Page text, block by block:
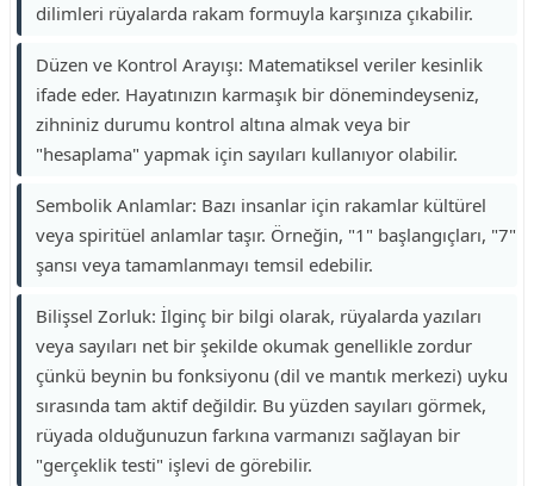
dilimleri rüyalarda rakam formuyla karşınıza çıkabilir.
Düzen ve Kontrol Arayışı: Matematiksel veriler kesinlik
ifade eder. Hayatınızın karmaşık bir dönemindeyseniz,
zihniniz durumu kontrol altına almak veya bir
"hesaplama" yapmak için sayıları kullanıyor olabilir.
Sembolik Anlamlar: Bazı insanlar için rakamlar kültürel
veya spiritüel anlamlar taşır. Örneğin, "1" başlangıçları, "7"
şansı veya tamamlanmayı temsil edebilir.
Bilişsel Zorluk: İlginç bir bilgi olarak, rüyalarda yazıları
veya sayıları net bir şekilde okumak genellikle zordur
çünkü beynin bu fonksiyonu (dil ve mantık merkezi) uyku
sırasında tam aktif değildir. Bu yüzden sayıları görmek,
rüyada olduğunuzun farkına varmanızı sağlayan bir
"gerçeklik testi" işlevi de görebilir.